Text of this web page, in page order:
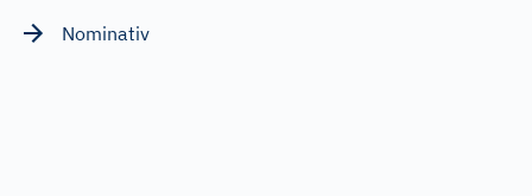
Nominativ